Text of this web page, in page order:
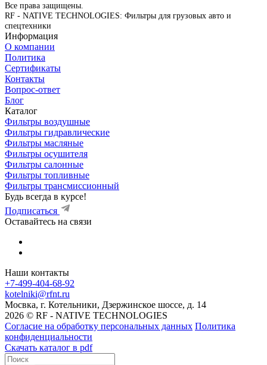
Все права защищены.
RF - NATIVE TECHNOLOGIES: Фильтры для грузовых авто и
спецтехники
Информация
О компании
Политика
Сертификаты
Контакты
Вопрос-ответ
Блог
Каталог
Фильтры воздушные
Фильтры гидравлические
Фильтры масляные
Фильтры осушителя
Фильтры салонные
Фильтры топливные
Фильтры трансмиссионный
Будь всегда в курсе!
Подписаться
Оставайтесь на связи
Наши контакты
+7-499-404-68-92
kotelniki@rfnt.ru
Мосвка, г. Котельники, Дзержинское шоссе, д. 14
2026 © RF - NATIVE TECHNOLOGIES
Согласие на обработку персональных данных Политика
конфиденциальности
Скачать каталог в pdf